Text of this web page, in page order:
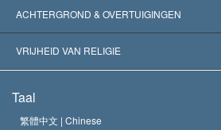
Wereldwijde Erkenningen
Historische Beslissingen
Expertises per Categorie
’s Werelds Meest Vooraanstaande Experts
ACHTERGROND & OVERTUIGINGEN
L. Ron Hubbard
Het Credo van de Scientology Kerk
VRIJHEID VAN RELIGIE
Internationale Mensenrechten Standaards
Taal
繁體中文 | Chinese